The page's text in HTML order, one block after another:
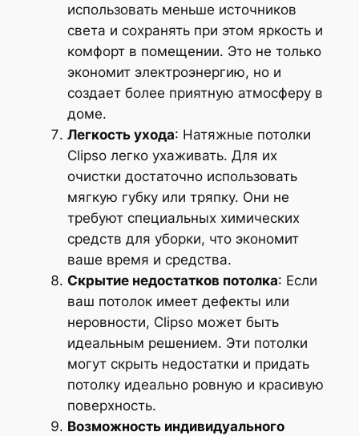
использовать меньше источников
света и сохранять при этом яркость и
комфорт в помещении. Это не только
экономит электроэнергию, но и
создает более приятную атмосферу в
доме.
Легкость ухода: Натяжные потолки
Clipso легко ухаживать. Для их
очистки достаточно использовать
мягкую губку или тряпку. Они не
требуют специальных химических
средств для уборки, что экономит
ваше время и средства.
Скрытие недостатков потолка: Если
ваш потолок имеет дефекты или
неровности, Clipso может быть
идеальным решением. Эти потолки
могут скрыть недостатки и придать
потолку идеально ровную и красивую
поверхность.
Возможность индивидуального